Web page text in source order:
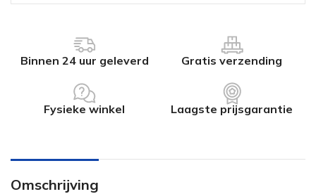
Binnen 24 uur geleverd Gratis verzending
Fysieke winkel Laagste prijsgarantie
Omschrijving